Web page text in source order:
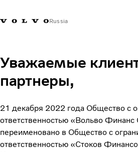
Russia
Уважаемые
партнеры,
21 декабря 2022 года Общество с
ответственностью «Вольво Финанс
переименовано в Общество с
ответственностью «Стоков